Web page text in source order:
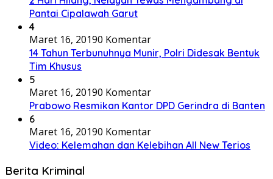
Pantai Cipalawah Garut
4
Maret 16, 20190 Komentar
14 Tahun Terbunuhnya Munir, Polri Didesak Bentuk
Tim Khusus
5
Maret 16, 20190 Komentar
Prabowo Resmikan Kantor DPD Gerindra di Banten
6
Maret 16, 20190 Komentar
Video: Kelemahan dan Kelebihan All New Terios
Berita Kriminal